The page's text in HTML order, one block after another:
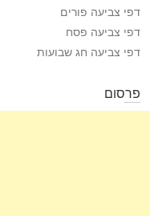
דפי צביעה פורים
דפי צביעה פסח
דפי צביעה חג שבועות
פרסום